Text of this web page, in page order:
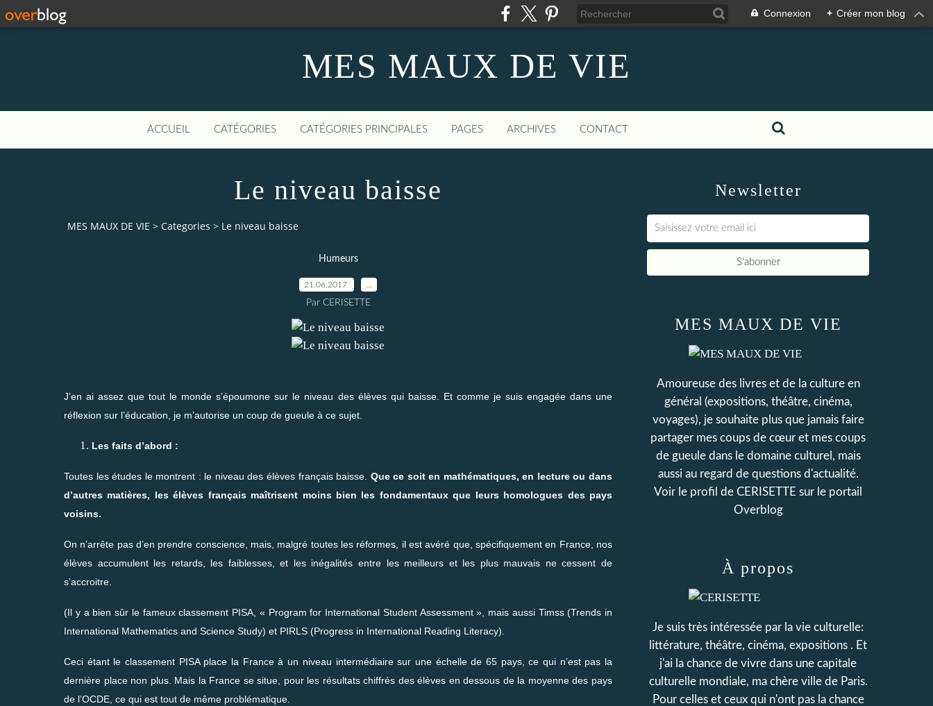
Connexion + Créer mon blog
MES MAUX DE VIE
ACCUEIL CATÉGORIES CATÉGORIES PRINCIPALES PAGES ARCHIVES CONTACT
Le niveau baisse
MES MAUX DE VIE > Categories > Le niveau baisse
Humeurs
21.06.2017
Par CERISETTE
J’en ai assez que tout le monde s’époumone sur le niveau des élèves qui baisse. Et comme je suis engagée dans une
réflexion sur l’éducation, je m’autorise un coup de gueule à ce sujet.
Les faits d’abord :
Toutes les études le montrent : le niveau des élèves français baisse. Que ce soit en mathématiques, en lecture ou dans
d’autres matières, les élèves français maîtrisent moins bien les fondamentaux que leurs homologues des pays
voisins.
On n’arrête pas d’en prendre conscience, mais, malgré toutes les réformes, il est avéré que, spécifiquement en France, nos
élèves accumulent les retards, les faiblesses, et les inégalités entre les meilleurs et les plus mauvais ne cessent de
s’accroitre.
(Il y a bien sûr le fameux classement PISA, « Program for International Student Assessment », mais aussi Timss (Trends in
International Mathematics and Science Study) et PIRLS (Progress in International Reading Literacy).
Ceci étant le classement PISA place la France à un niveau intermédiaire sur une échelle de 65 pays, ce qui n’est pas la
dernière place non plus. Mais la France se situe, pour les résultats chiffrés des élèves en dessous de la moyenne des pays
de l’OCDE, ce qui est tout de même problématique.
Newsletter
MES MAUX DE VIE
Amoureuse des livres et de la culture en
général (expositions, théâtre, cinéma,
voyages), je souhaite plus que jamais faire
partager mes coups de cœur et mes coups
de gueule dans le domaine culturel, mais
aussi au regard de questions d'actualité.
Voir le profil de CERISETTE sur le portail
Overblog
À propos
Je suis très intéressée par la vie culturelle:
littérature, théâtre, cinéma, expositions . Et
j'ai la chance de vivre dans une capitale
culturelle mondiale, ma chère ville de Paris.
Pour celles et ceux qui n'ont pas la chance